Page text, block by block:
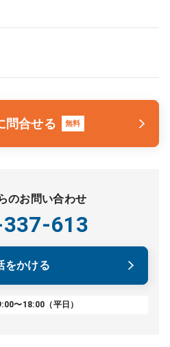
問合せる 無料
のお問い合わせ
613
をかける
〜18:00（平日）